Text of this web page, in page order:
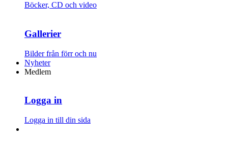
Böcker, CD och video
Gallerier
Bilder från förr och nu
Nyheter
Medlem
Logga in
Logga in till din sida